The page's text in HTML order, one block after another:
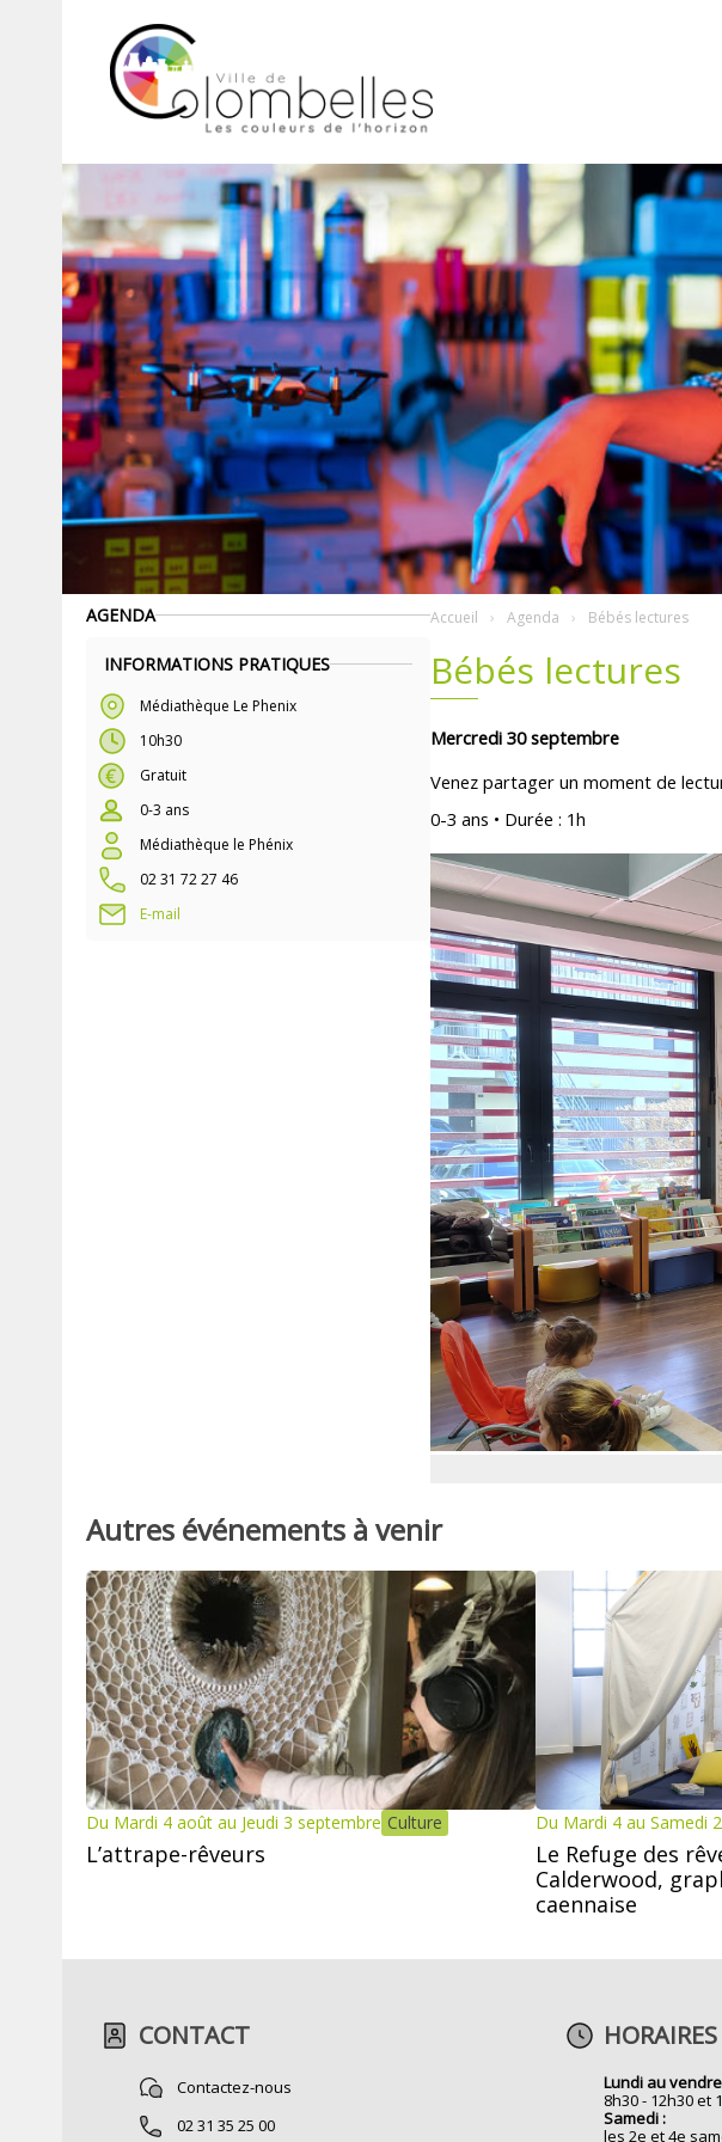
AGENDA
INFORMATIONS PRATIQUES
Médiathèque Le Phenix
10h30
Gratuit
0-3 ans
Médiathèque le Phénix
02 31 72 27 46
E-mail
Accueil Agenda Bébés lectures
Bébés lectures
Mercredi 30 septembre
Venez partager un moment de
0-3 ans • Durée : 1h
Autres événements à venir
Du Mardi 4 août au Jeudi 3 septembre Culture
L’attrape-rêveurs
Du Mardi 4 au Samedi
Le Refuge des
Calderwood,
caennaise
CONTACT
Contactez-nous
02 31 35 25 00
HORAIRES
Lundi au
8h30 - 12h30 et
Samedi :
les 2e et 4e